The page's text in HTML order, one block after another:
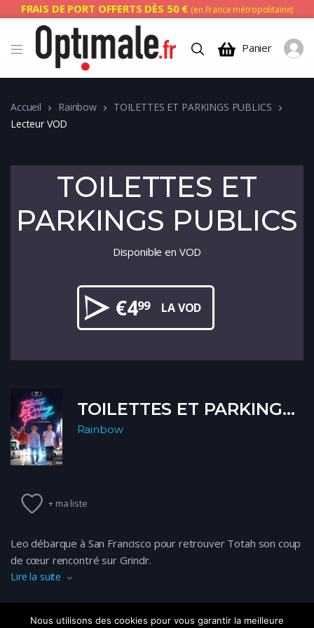
FRAIS DE PORT OFFERTS DÈS 50 € (en France métropolitaine)
Panier
Accueil Rainbow
TOILETTES ET PARKINGS PUBLICS
Lecteur VOD
TOILETTES ET
PARKINGS PUBLICS
Disponible en VOD
€499 LA VOD
TOILETTES ET PARKINGS PUBLICS
Rainbow
+ ma liste
Leo débarque à San Francisco pour retrouver Totah son coup
de cœur rencontré sur Grindr.
rues de San Francisco à la recherche de sa mystérieuse
rencontre…
Lire la suite
Nous utilisons des cookies pour vous garantir la meilleure